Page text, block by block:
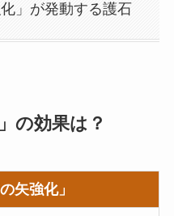
」が発動する護石
の効果は？
矢強化」